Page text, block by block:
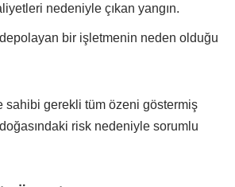
nedeniyle çıkan yangın.
bir işletmenin neden olduğu
sahibi gerekli tüm özeni göstermiş
risk nedeniyle sorumlu